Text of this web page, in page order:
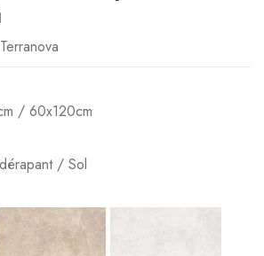
/ 60x120cm
/ Sol